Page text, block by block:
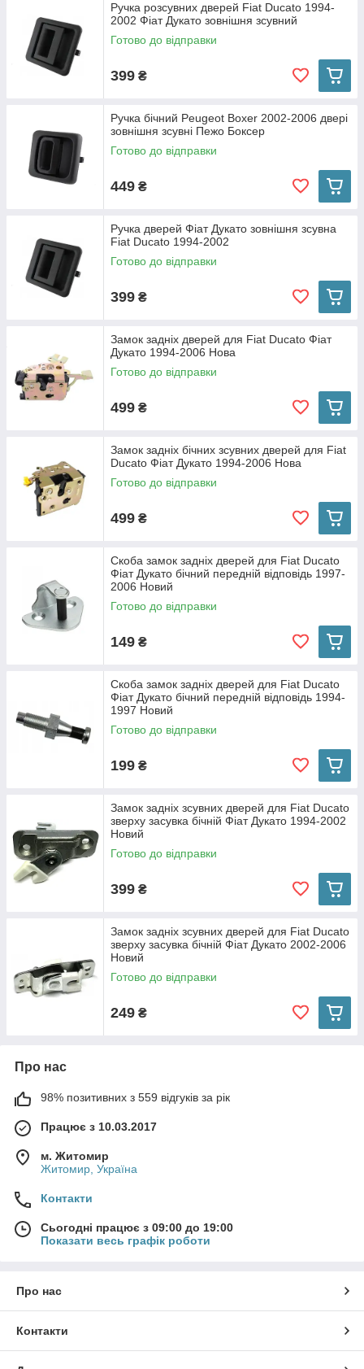
Ручка розсувних дверей Fiat Ducato 1994-
2002 Фіат Дукато зовнішня зсувний
Готово до відправки
399 ₴
Ручка бічний Peugeot Boxer 2002-2006 двері
зовнішня зсувні Пежо Боксер
Готово до відправки
449 ₴
Ручка дверей Фіат Дукато зовнішня зсувна
Fiat Ducato 1994-2002
Готово до відправки
399 ₴
Замок задніх дверей для Fiat Ducato Фіат
Дукато 1994-2006 Нова
Готово до відправки
499 ₴
Замок задніх бічних зсувних дверей для Fiat
Ducato Фіат Дукато 1994-2006 Нова
Готово до відправки
499 ₴
Скоба замок задніх дверей для Fiat Ducato
Фіат Дукато бічний передній відповідь 1997-
2006 Новий
Готово до відправки
149 ₴
Скоба замок задніх дверей для Fiat Ducato
Фіат Дукато бічний передній відповідь 1994-
1997 Новий
Готово до відправки
199 ₴
Замок задніх зсувних дверей для Fiat Ducato
зверху засувка бічній Фіат Дукато 1994-2002
Новий
Готово до відправки
399 ₴
Замок задніх зсувних дверей для Fiat Ducato
зверху засувка бічній Фіат Дукато 2002-2006
Новий
Готово до відправки
249 ₴
Про нас
98% позитивних з 559 відгуків за рік
Працює з 10.03.2017
м. Житомир
Житомир, Україна
Контакти
Сьогодні працює з 09:00 до 19:00
Показати весь графік роботи
Про нас
Контакти